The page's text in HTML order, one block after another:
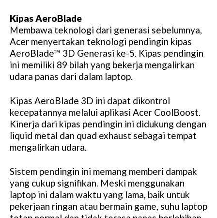
Kipas AeroBlade
Membawa teknologi dari generasi sebelumnya,
Acer menyertakan teknologi pendingin kipas
AeroBlade™ 3D Generasi ke-5. Kipas pendingin
ini memiliki 89 bilah yang bekerja mengalirkan
udara panas dari dalam laptop.
Kipas AeroBlade 3D ini dapat dikontrol
kecepatannya melalui aplikasi Acer CoolBoost.
Kinerja dari kipas pendingin ini didukung dengan
liquid metal dan quad exhaust sebagai tempat
mengalirkan udara.
Sistem pendingin ini memang memberi dampak
yang cukup signifikan. Meski menggunakan
laptop ini dalam waktu yang lama, baik untuk
pekerjaan ringan atau bermain game, suhu laptop